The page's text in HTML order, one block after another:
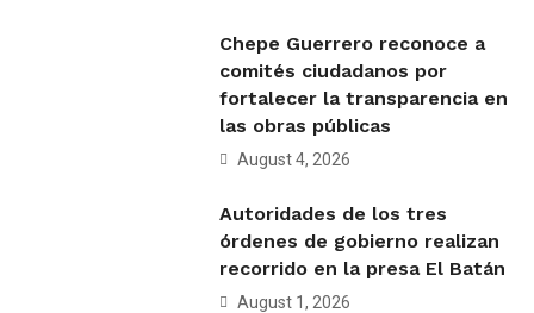
Chepe Guerrero reconoce a
comités ciudadanos por
fortalecer la transparencia en
las obras públicas
August 4, 2026
Autoridades de los tres
órdenes de gobierno realizan
recorrido en la presa El Batán
August 1, 2026